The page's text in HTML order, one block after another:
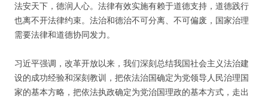
法安天下，德润人心。法律有效实施有赖于道德支持，道德践行
也离不开法律约束。法治和德治不可分离、不可偏废，国家治理
需要法律和道德协同发力。
习近平强调，改革开放以来，我们深刻总结我国社会主义法治建
设的成功经验和深刻教训，把依法治国确定为党领导人民治理国
家的基本方略，把依法执政确定为党治国理政的基本方式，走出